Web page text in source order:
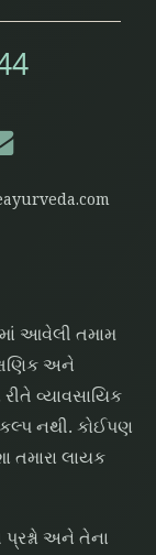
mail
આવેલી તમામ
અને
વ્યાવસાયિક
નથી. કોઈપણ
તમારા લાયક
અને તેના